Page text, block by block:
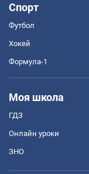
Спорт
Футбол
Хокей
Формула-1
Моя школа
ГДЗ
Онлайн уроки
ЗНО